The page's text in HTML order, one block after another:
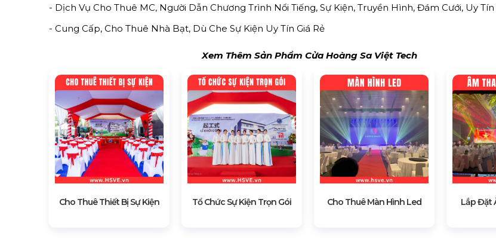
- Dịch Vụ Cho Thuê MC, Người Dẫn Chương Trình Nổi Tiếng, Sự Kiện, Truyền Hình, Đám Cưới, Uy Tín
- Cung Cấp, Cho Thuê Nhà Bạt, Dù Che Sự Kiện Uy Tín Giá Rẻ
Xem Thêm Sản Phẩm Cửa Hoàng Sa Việt Tech
Cho Thuê Thiết Bị Sự Kiện Tổ Chức Sự Kiện Trọn Gói Cho Thuê Màn Hình Led
Lắp Đặt